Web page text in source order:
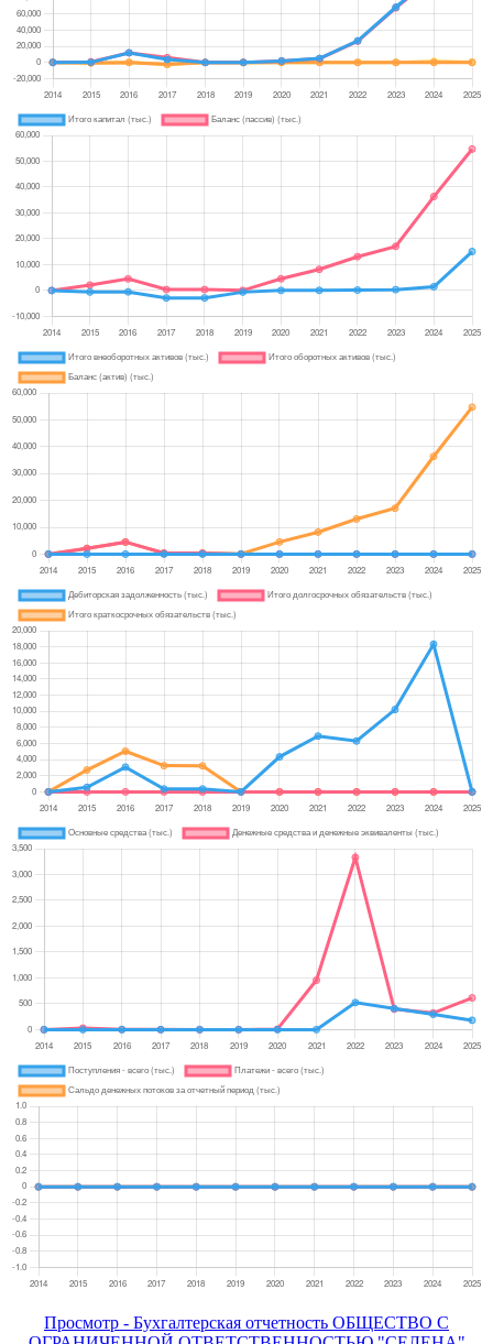
Просмотр - Бухгалтерская отчетность ОБЩЕСТВО С